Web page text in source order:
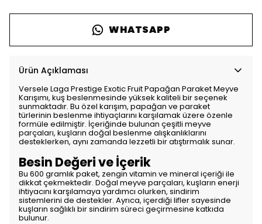
WHATSAPP
Ürün Açıklaması
Versele Laga Prestige Exotic Fruit Papağan Paraket Meyve
Karışımı, kuş beslenmesinde yüksek kaliteli bir seçenek
sunmaktadır. Bu özel karışım, papağan ve paraket
türlerinin beslenme ihtiyaçlarını karşılamak üzere özenle
formüle edilmiştir. İçeriğinde bulunan çeşitli meyve
parçaları, kuşların doğal beslenme alışkanlıklarını
desteklerken, aynı zamanda lezzetli bir atıştırmalık sunar.
Besin Değeri ve İçerik
Bu 600 gramlık paket, zengin vitamin ve mineral içeriği ile
dikkat çekmektedir. Doğal meyve parçaları, kuşların enerji
ihtiyacını karşılamaya yardımcı olurken, sindirim
sistemlerini de destekler. Ayrıca, içerdiği lifler sayesinde
kuşların sağlıklı bir sindirim süreci geçirmesine katkıda
bulunur.